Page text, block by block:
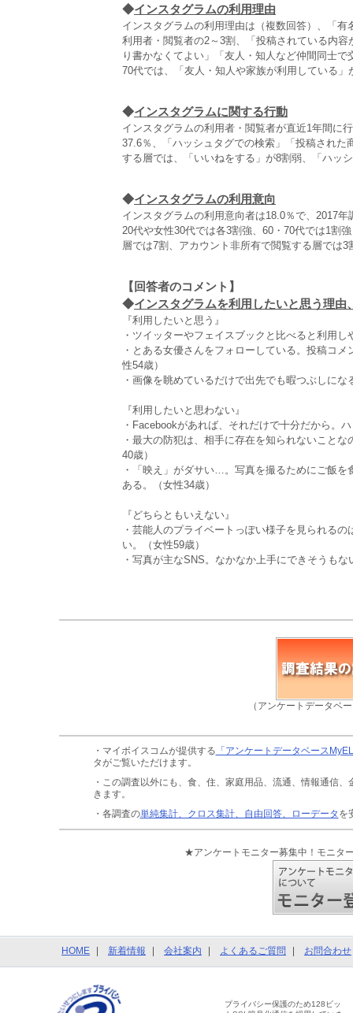
◆インスタグラムの利用理由
インスタグラムの利用理由は（複数回答）、「
利用者・閲覧者の2～3割、「投稿されている内
り書かなくてよい」「友人・知人など仲間同士
70代では、「友人・知人や家族が利用している」
◆インスタグラムに関する行動
インスタグラムの利用者・閲覧者が直近1年間に
37.6％、「ハッシュタグでの検索」「投稿され
する層では、「いいねをする」が8割弱、「ハッ
◆インスタグラムの利用意向
インスタグラムの利用意向者は18.0％で、2017
20代や女性30代では各3割強、60・70代では1割
層では7割、アカウント非所有で閲覧する層では
【回答者のコメント】
◆インスタグラムを利用したいと思う理由
『利用したいと思う』
・ツイッターやフェイスブックと比べると利用
・とある女優さんをフォローしている。投稿コ
性54歳）
・画像を眺めているだけで出先でも暇つぶしにな
『利用したいと思わない』
・Facebookがあれば、それだけで十分だから。
・最大の防犯は、相手に存在を知られないこと
40歳）
・「映え」がダサい…。写真を撮るためにご飯
ある。（女性34歳）
『どちらともいえない』
・芸能人のプライベートっぽい様子を見られる
い。（女性59歳）
・写真が主なSNS。なかなか上手にできそうも
（アンケートデータベ
・マイボイスコムが提供する 「アンケートデータベース
タがご覧いただけます。
・この調査以外にも、食、住、家庭用品、流通、情報通信、
きます。
・各調査の単純集計、クロス集計、自由回答、ローデータ を
★アンケートモニター募集中！モニタ
HOME 新着情報 会社案内 よくあるご質問 お問合わせ
プライバシー保護のため128ビッ